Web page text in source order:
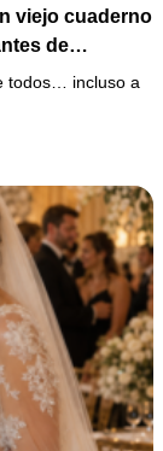
viejo cuaderno
de
cumplir
todos… incluso a